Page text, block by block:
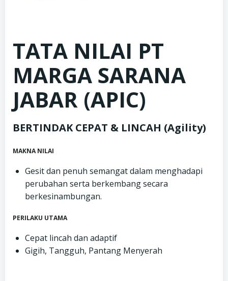
TATA NILAI PT
MARGA SARANA
JABAR (APIC)
BERTINDAK CEPAT & LINCAH (Agility)
MAKNA NILAI
Gesit dan penuh semangat dalam menghadapi
perubahan serta berkembang secara
berkesinambungan.
PERILAKU UTAMA
Cepat lincah dan adaptif
Gigih, Tangguh, Pantang Menyerah